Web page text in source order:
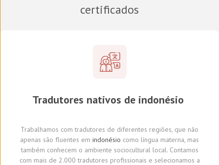
certificados
Tradutores nativos de indonésio
Trabalhamos com tradutores de diferentes regiões, que não
apenas são fluentes em indonésio como língua materna, mas
também conhecem o ambiente sociocultural local.Contamos
com mais de 2.000 tradutores profissionais e selecionamos a